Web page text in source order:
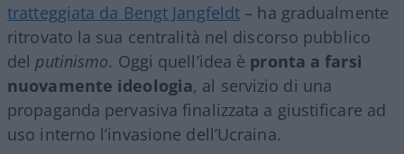
tratteggiata da Bengt Jangfeldt – ha gradualmente
ritrovato la sua centralità nel discorso pubblico
del putinismo. Oggi quell’idea è pronta a farsi
nuovamente ideologia, al servizio di una
propaganda pervasiva finalizzata a giustificare ad
uso interno l’invasione dell’Ucraina.